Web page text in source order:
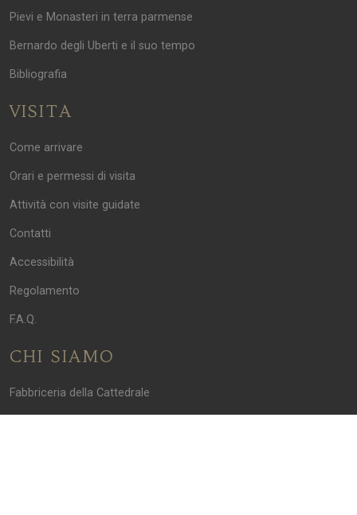
Pievi e Monasteri in terra parmense
Bernardo degli Uberti e il suo tempo
Bibliografia
VISITA
Come arrivare
Orari e permessi di visita
Attività con visite guidate
Contatti
Accessibilità
Regolamento
F.A.Q.
CHI SIAMO
Fabbriceria della Cattedrale